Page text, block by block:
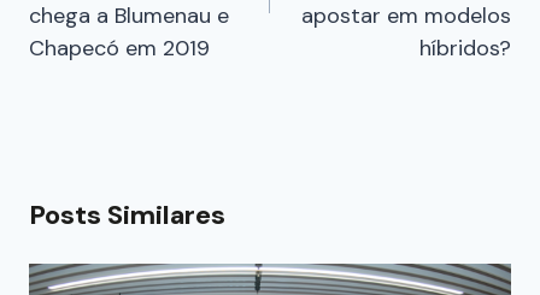
chega a Blumenau e
Chapecó em 2019
apostar em modelos
híbridos?
Posts Similares